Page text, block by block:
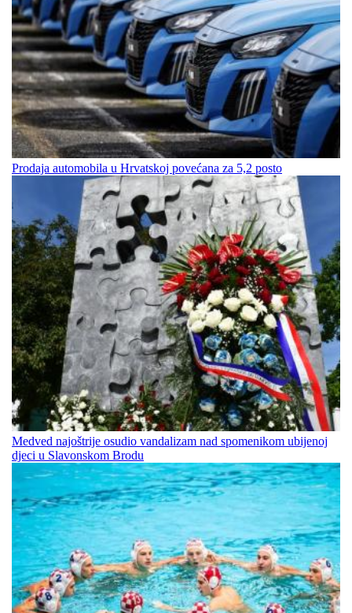
Prodaja automobila u Hrvatskoj povećana za 5,2 posto
Medved najoštrije osudio vandalizam nad spomenikom ubijenoj
djeci u Slavonskom Brodu